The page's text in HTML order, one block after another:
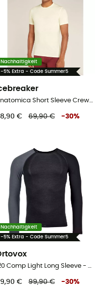
Nachhaltigkeit
-5% Extra - Code Summer5
Anatomica Short Sleeve Crewe en Mérinos - Funktionsunterwäsche - Herren
€ 69,90 € -30%
Nachhaltigkeit
-5% Extra - Code Summer5
120 Comp Light Long Sleeve - Merinounterwäsche - Herren
€ 99,90 € -30%